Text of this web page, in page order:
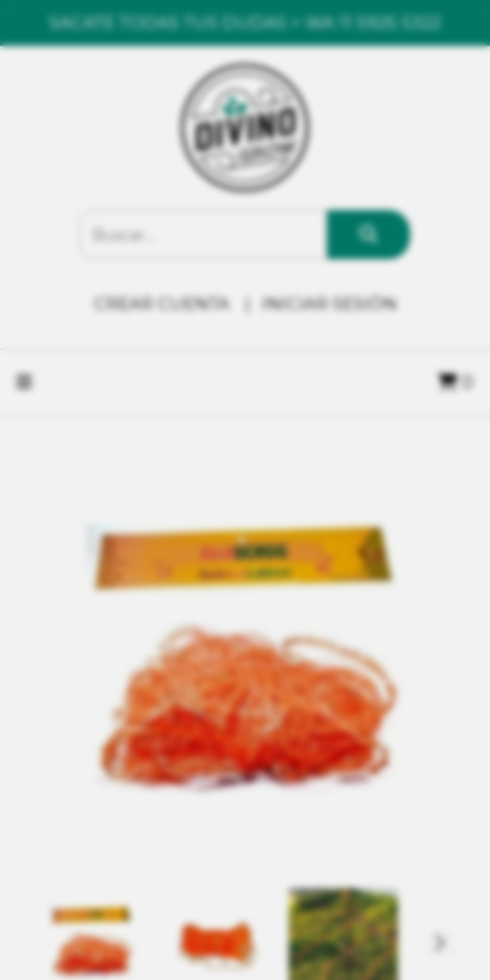
SACATE TODAS TUS DUDAS > WA 11 5925 5322
CREAR CUENTA INICIAR SESIÓN